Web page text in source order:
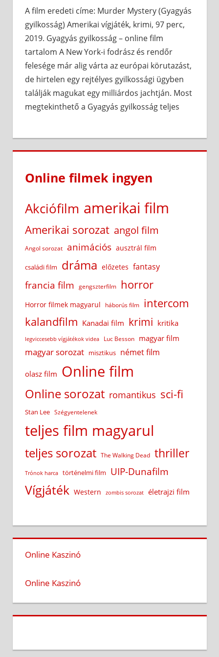
A film eredeti címe: Murder Mystery (Gyagyás
gyilkosság) Amerikai vígjáték, krimi, 97 perc,
2019. Gyagyás gyilkosság – online film
tartalom A New York-i fodrász és rendőr
felesége már alig várta az európai körutazást,
de hirtelen egy rejtélyes gyilkossági ügyben
találják magukat egy milliárdos jachtján. Most
megtekinthető a Gyagyás gyilkosság teljes
Online filmek ingyen
Akciófilm amerikai film
Amerikai sorozat angol film
Angol sorozat animációs ausztrál film
családi film dráma előzetes fantasy
francia film gengszterfilm horror
Horror filmek magyarul háborús film intercom
kalandfilm Kanadai film krimi kritika
legviccesebb vígjátékok videa Luc Besson magyar film
magyar sorozat misztikus német film
olasz film Online film
Online sorozat romantikus sci-fi
Stan Lee Szégyentelenek
teljes film magyarul
teljes sorozat The Walking Dead thriller
Trónok harca történelmi film UIP-Dunafilm
Vígjáték Western zombis sorozat életrajzi film
Online Kaszinó
Online Kaszinó